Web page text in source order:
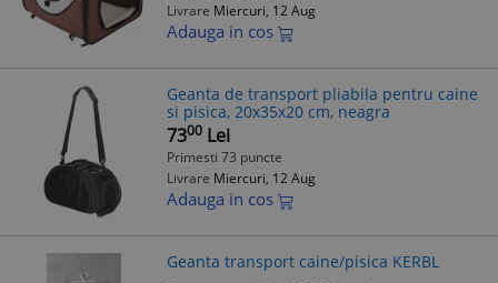
Livrare Miercuri, 12 Aug
Adauga in cos
Geanta de transport pliabila pentru caine
si pisica, 20x35x20 cm, neagra
7300 Lei
Primesti 73 puncte
Livrare Miercuri, 12 Aug
Adauga in cos
Geanta transport caine/pisica KERBL